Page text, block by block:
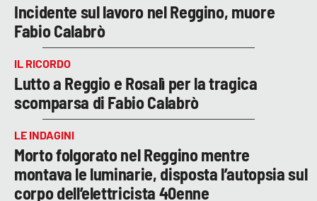
Incidente sul lavoro nel Reggino, muore
Fabio Calabrò
IL RICORDO
Lutto a Reggio e Rosalì per la tragica
scomparsa di Fabio Calabrò
LE INDAGINI
Morto folgorato nel Reggino mentre
montava le luminarie, disposta l’autopsia sul
corpo dell’elettricista 40enne